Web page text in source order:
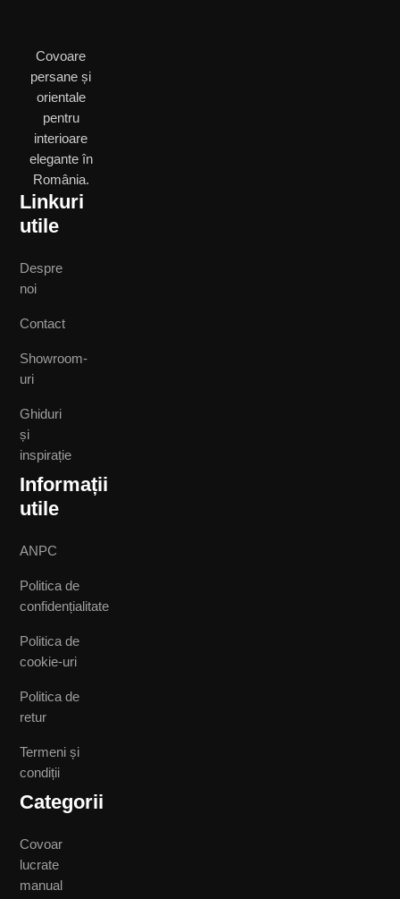
Covoare
persane și
orientale
pentru
interioare
elegante în
România.
Linkuri
utile
Despre
noi
Contact
Showroom-
uri
Ghiduri
și
inspirație
Informații
utile
ANPC
Politica de
confidențialitate
Politica de
cookie-uri
Politica de
retur
Termeni și
condiții
Categorii
Covoar
lucrate
manual